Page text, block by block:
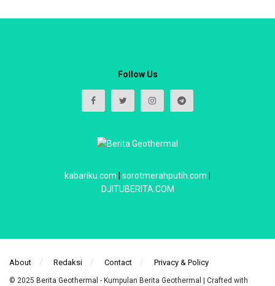
Follow Us
kabariku.com sorotmerahputih.com
DJITUBERITA.COM
About Redaksi Contact Privacy & Policy
© 2025 Berita Geothermal - Kumpulan Berita Geothermal | Crafted with